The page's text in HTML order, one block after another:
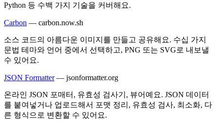
Python 등 수백 가지 기술을 커버해요.
Carbon — carbon.now.sh
소스 코드의 아름다운 이미지를 만들고 공유해요. 수십 가지
문법 테마와 언어 중에서 선택하고, PNG 또는 SVG로 내보낼
수 있어요.
JSON Formatter — jsonformatter.org
온라인 JSON 포매터, 유효성 검사기, 뷰어예요. JSON 데이터
를 붙여넣거나 업로드해서 포맷 정리, 유효성 검사, 최소화, 다
른 형식으로 변환할 수 있어요.